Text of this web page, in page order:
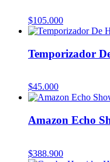
$105.000
Temporizador
$45.000
Amazon Echo
$388.900